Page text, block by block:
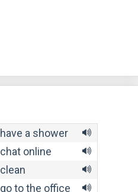
have a shower
chat online
clean
go to the office